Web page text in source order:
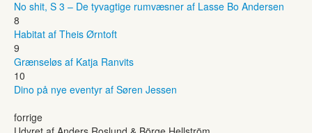
No shit, S 3 – De tyvagtige rumvæsner af Lasse Bo Andersen
8
Habitat af Theis Ørntoft
9
Grænseløs af Katja Ranvits
10
Dino på nye eventyr af Søren Jessen
forrige